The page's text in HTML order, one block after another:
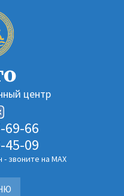
центр
69-66
45-09
звоните на MAX